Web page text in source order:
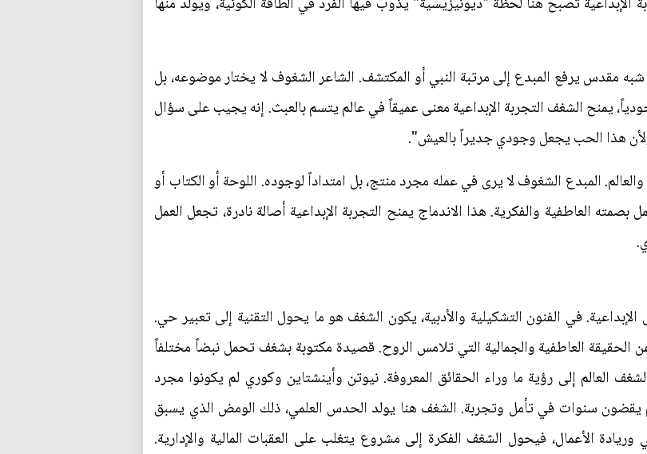
شبه مقدس يرفع المبدع إلى مرتبة النبي أو المكتشف. الشاعر الشغوف لا يختار موضوعه، بل
يمنح الشغف التجربة الإبداعية معنى عميقاً في عالم يتسم بالعبث. إنه يجيب على سؤال
هذا الحب يجعل وجودي جديراً بالعيش".
المبدع الشغوف لا يرى في عمله مجرد منتج، بل امتداداً لوجوده. اللوحة أو الكتاب أو
العاطفية والفكرية. هذا الاندماج يمنح التجربة الإبداعية أصالة نادرة، تجعل العمل
في الفنون التشكيلية والأدبية، يكون الشغف هو ما يحول التقنية إلى تعبير حي.
الحقيقة العاطفية والجمالية التي تلامس الروح. قصيدة مكتوبة بشغف تحمل نبضاً مختلفاً
العالم إلى رؤية ما وراء الحقائق المعروفة. نيوتن وأينشتاين وكوري لم يكونوا مجرد
يقضون سنوات في تأمل وتجربة. الشغف هنا يولد الحدس العلمي، ذلك الومض الذي يسبق
وريادة الأعمال، فيحول الشغف الفكرة إلى مشروع يتغلب على العقبات المالية والإدارية.